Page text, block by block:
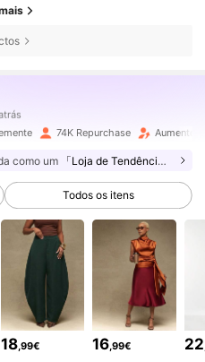
74K Repurchase Aumento
como um 「Loja de Tendências」
Todos os itens
18,99€ 16,99€ 22